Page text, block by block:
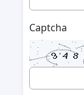
Captcha